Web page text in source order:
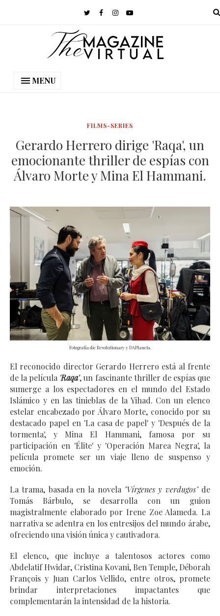
MENU
FILMS-SERIES
Gerardo Herrero dirige 'Raqa', un
emocionante thriller de espías con
Álvaro Morte y Mina El Hammani.
Fotografía díe Revolutionary y DAPlaneta.
El reconocido director Gerardo Herrero está al frente
de la película 'Raqa', un fascinante thriller de espías que
sumerge a los espectadores en el mundo del Estado
Islámico y en las tinieblas de la Yihad. Con un elenco
estelar encabezado por Álvaro Morte, conocido por su
destacado papel en 'La casa de papel' y 'Después de la
tormenta', y Mina El Hammani, famosa por su
participación en 'Élite' y 'Operación Marea Negra', la
película promete ser un viaje lleno de suspenso y
emoción.
La trama, basada en la novela "Vírgenes y verdugos" de
Tomás Bárbulo, se desarrolla con un guion
magistralmente elaborado por Irene Zoe Alameda. La
narrativa se adentra en los entresijos del mundo árabe,
ofreciendo una visión única y cautivadora.
El elenco, que incluye a talentosos actores como
Abdelatif Hwidar, Cristina Kovani, Ben Temple, Déborah
François y Juan Carlos Vellido, entre otros, promete
brindar interpretaciones impactantes que
complementarán la intensidad de la historia.